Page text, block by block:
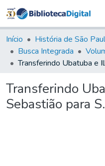
&
Início História de São
Busca Integrada
Transferindo
Sebastião para